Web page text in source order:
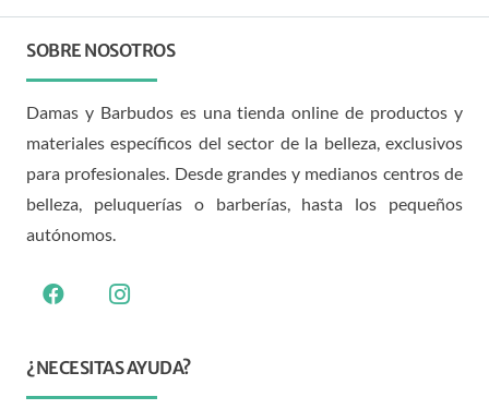
SOBRE NOSOTROS
Damas y Barbudos es una tienda online de productos y
materiales específicos del sector de la belleza, exclusivos
para profesionales. Desde grandes y medianos centros de
belleza, peluquerías o barberías, hasta los pequeños
autónomos.
¿NECESITAS AYUDA?